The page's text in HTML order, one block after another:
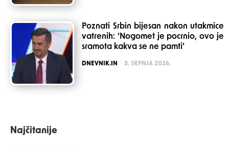
Poznati Srbin bijesan nakon utakmice
vatrenih: ‘Nogomet je pocrnio, ovo je
sramota kakva se ne pamti’
POSTED
DNEVNIK.IN 5. SRPNJA 2026.
Najčitanije